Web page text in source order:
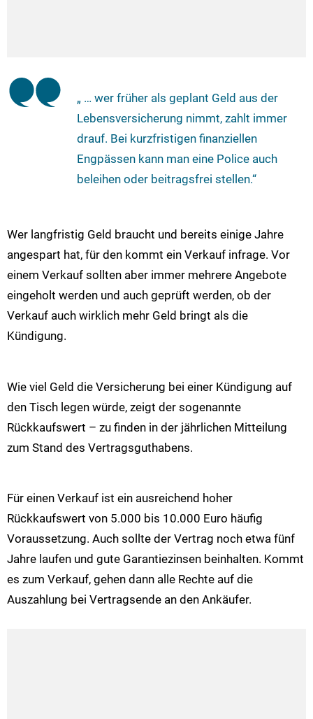
„ … wer früher als geplant Geld aus der
Lebensversicherung nimmt, zahlt immer
drauf. Bei kurzfristigen finanziellen
Engpässen kann man eine Police auch
beleihen oder beitragsfrei stellen.“
Wer langfristig Geld braucht und bereits einige Jahre
angespart hat, für den kommt ein Verkauf infrage. Vor
einem Verkauf sollten aber immer mehrere Angebote
eingeholt werden und auch geprüft werden, ob der
Verkauf auch wirklich mehr Geld bringt als die
Kündigung.
Wie viel Geld die Versicherung bei einer Kündigung auf
den Tisch legen würde, zeigt der sogenannte
Rückkaufswert – zu finden in der jährlichen Mitteilung
zum Stand des Vertragsguthabens.
Für einen Verkauf ist ein ausreichend hoher
Rückkaufswert von 5.000 bis 10.000 Euro häufig
Voraussetzung. Auch sollte der Vertrag noch etwa fünf
Jahre laufen und gute Garantiezinsen beinhalten. Kommt
es zum Verkauf, gehen dann alle Rechte auf die
Auszahlung bei Vertragsende an den Ankäufer.